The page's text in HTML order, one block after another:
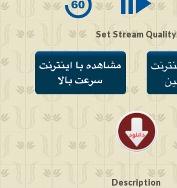
of
Set Stream Quality
Description